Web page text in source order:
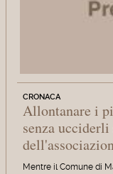
CRONACA
Allontanare i
senza
Mentre il Comune di